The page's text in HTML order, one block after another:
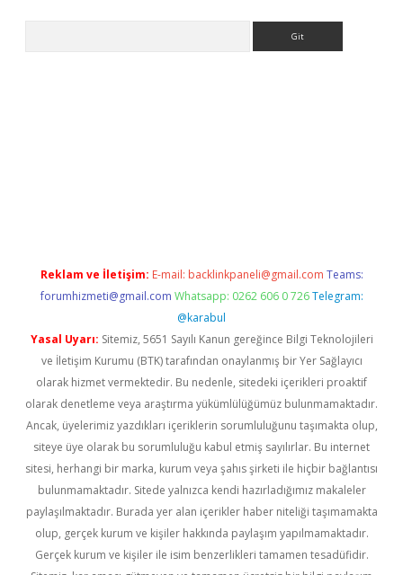
Reklam ve İletişim: E-mail: backlinkpaneli@gmail.com Teams:
forumhizmeti@gmail.com Whatsapp: 0262 606 0 726 Telegram:
@karabul
Yasal Uyarı: Sitemiz, 5651 Sayılı Kanun gereğince Bilgi Teknolojileri
ve İletişim Kurumu (BTK) tarafından onaylanmış bir Yer Sağlayıcı
olarak hizmet vermektedir. Bu nedenle, sitedeki içerikleri proaktif
olarak denetleme veya araştırma yükümlülüğümüz bulunmamaktadır.
Ancak, üyelerimiz yazdıkları içeriklerin sorumluluğunu taşımakta olup,
siteye üye olarak bu sorumluluğu kabul etmiş sayılırlar. Bu internet
sitesi, herhangi bir marka, kurum veya şahıs şirketi ile hiçbir bağlantısı
bulunmamaktadır. Sitede yalnızca kendi hazırladığımız makaleler
paylaşılmaktadır. Burada yer alan içerikler haber niteliği taşımamakta
olup, gerçek kurum ve kişiler hakkında paylaşım yapılmamaktadır.
Gerçek kurum ve kişiler ile isim benzerlikleri tamamen tesadüfidir.